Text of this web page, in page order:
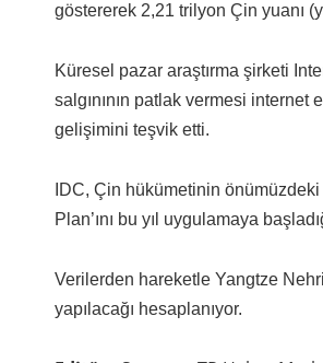
göstererek 2,21 trilyon Çin yuanı
Küresel pazar araştırma şirketi
salgınının patlak vermesi
gelişimini teşvik etti.
IDC, Çin hükümetinin
Plan’ını bu yıl uygulamaya
Verilerden hareketle Yangtze
yapılacağı hesaplanıyor.